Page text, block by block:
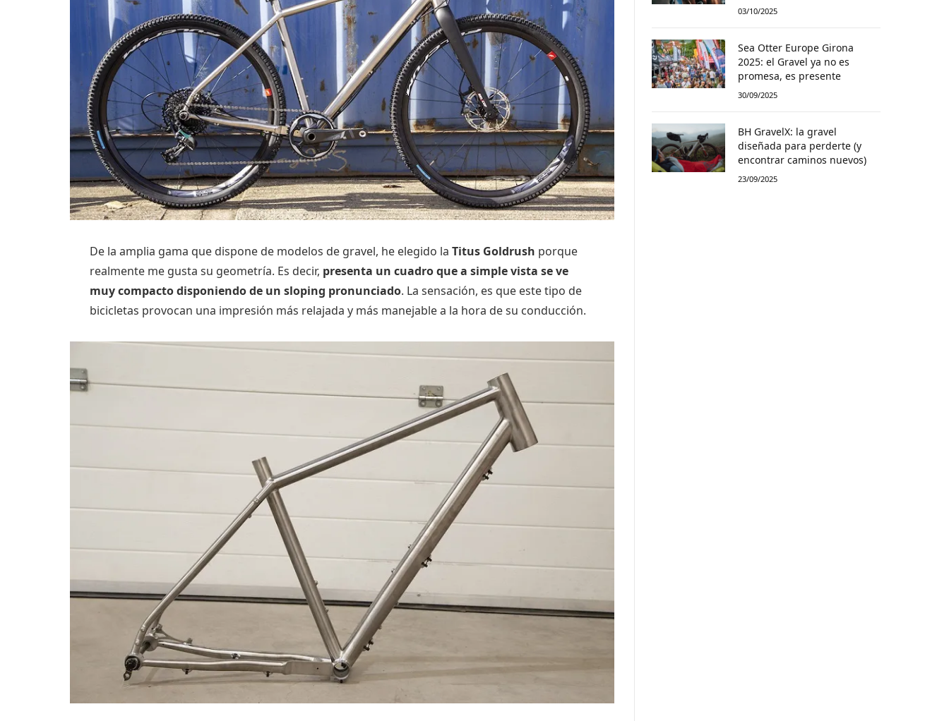
De la amplia gama que dispone de modelos de gravel, he elegido laTitus Goldrush porque
realmente me gusta su geometría. Es decir, presenta un cuadro que a simple vista se ve
muy compacto disponiendo de un sloping pronunciado. La sensación, es que este tipo de
bicicletas provocan una impresión más relajada y más manejable a la hora de su conducción.
03/10/2025
Sea Otter Europe Girona
2025: el Gravel ya no es
promesa, es presente
30/09/2025
BH GravelX: la gravel
diseñada para perderte (y
encontrar caminos nuevos)
23/09/2025